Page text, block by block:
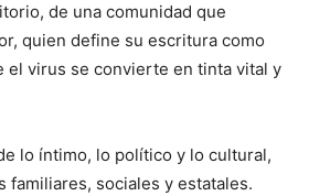
de una comunidad que
quien define su escritura como
el virus se convierte en tinta vital y
lo íntimo, lo político y lo cultural,
familiares, sociales y estatales.